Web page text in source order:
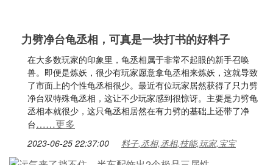
力劈净台龟丞相，可真是一块打书的好料子
在大多数玩家的印象里，龟丞相属于非常不起眼的新手召唤
兽。即便是炼妖，很少有玩家愿意拿龟丞相来炼妖，这就导致
了市面上的个性龟丞相很少。最近有位玩家居然获得了只力劈
净台双特殊龟丞相，这让不少玩家感到很惊讶。主要是力劈龟
丞相本就很少，这只龟丞相居然在有力劈的基础上还带了净
台……更多
2023-06-25 22:37:00 料子,丞相,丞相,技能,玩家,宝宝